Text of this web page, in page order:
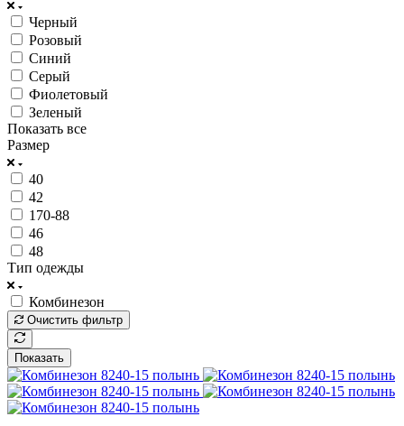
Черный
Розовый
Синий
Серый
Фиолетовый
Зеленый
Показать все
Размер
40
42
170-88
46
48
Тип одежды
Комбинезон
Очистить фильтр
Показать